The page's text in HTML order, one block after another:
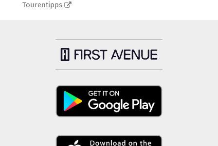
Tourentipps